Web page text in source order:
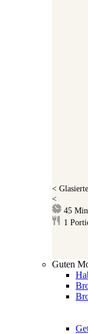
<
<
45 Min.
1
Guten